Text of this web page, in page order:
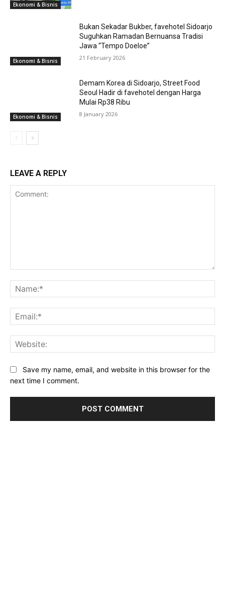
Ekonomi & Bisnis
Ekonomi & Bisnis
Bukan Sekadar Bukber, favehotel Sidoarjo
Suguhkan Ramadan Bernuansa Tradisi
Jawa “Tempo Doeloe”
21 February 2026
Ekonomi & Bisnis
Demam Korea di Sidoarjo, Street Food
Seoul Hadir di favehotel dengan Harga
Mulai Rp38 Ribu
8 January 2026
LEAVE A REPLY
Save my name, email, and website in this browser for the
next time I comment.